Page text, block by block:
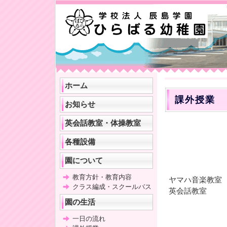
課外授業
ヤマハ音楽教室
英会話教室
ホーム
お知らせ
英会話教室・体操教室
各種設備
園について
教育方針・教育内容
クラス編成・スクールバス
園の生活
一日の流れ